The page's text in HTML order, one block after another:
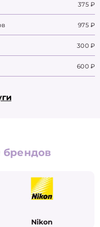
375 ₽
975 ₽
300 ₽
600 ₽
брендов
Nikon